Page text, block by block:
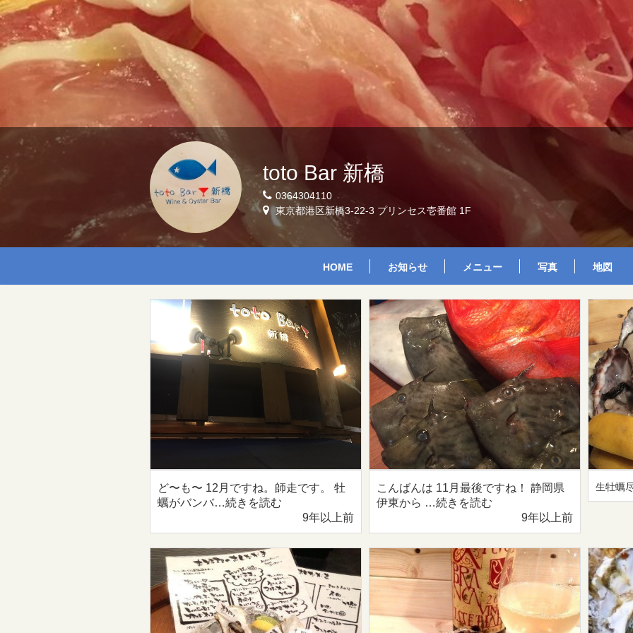
toto Bar 新橋
0364304110
東京都港区新橋3-22-3 プリンセス壱番館 1F
HOME お知らせ メニュー 写真 地図
ど〜も〜 12月ですね。師走です。 牡
蠣がバンバ…続きを読む
9年以上前
こんばんは 11月最後ですね！ 静岡県
伊東から …続きを読む
9年以上前
生牡蠣